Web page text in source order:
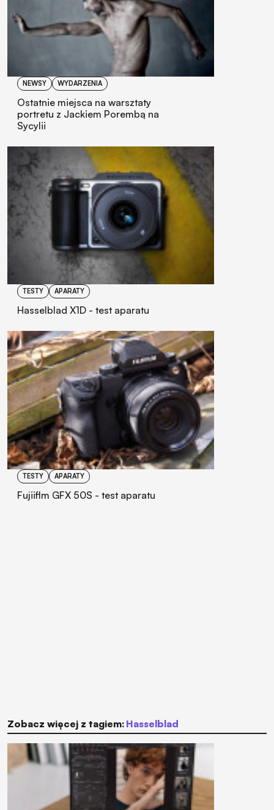
NEWSY WYDARZENIA
Ostatnie miejsca na warsztaty
portretu z Jackiem Porembą na
Sycylii
TESTY APARATY
Hasselblad X1D - test aparatu
TESTY APARATY
Fujiiflm GFX 50S - test aparatu
Zobacz więcej z tagiem: Hasselblad